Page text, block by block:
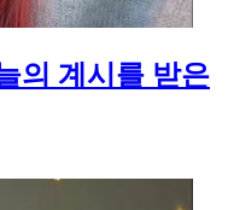
의 계시를 받은